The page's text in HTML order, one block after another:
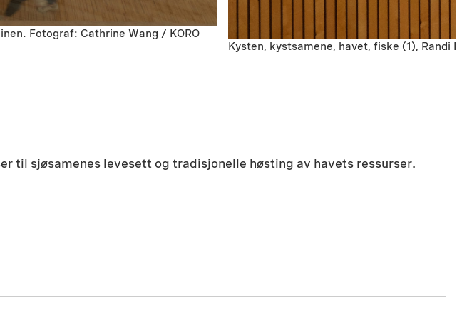
Fotograf: Cathrine Wang / KORO
Kysten, kystsamene, havet, fiske (1), Randi
sjøsamenes levesett og tradisjonelle høsting av havets ressurser.